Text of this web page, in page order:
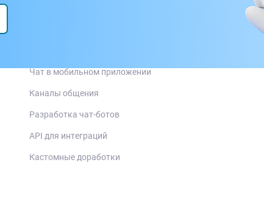
Чат в мобильном приложении
Каналы общения
Разработка чат-ботов
API для интеграций
Кастомные доработки